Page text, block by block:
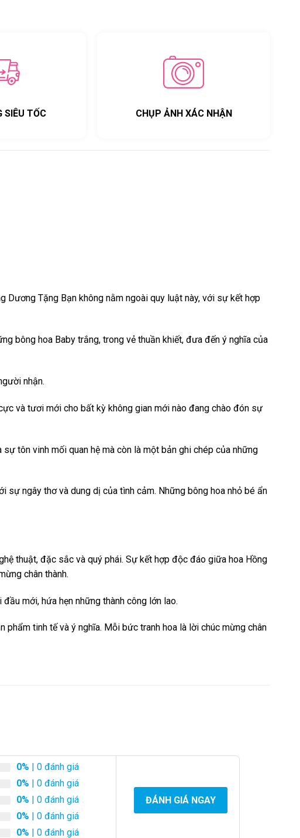
SIÊU TỐC CHỤP ẢNH XÁC NHẬN
Tặng Bạn không nằm ngoài quy luật này, với sự kết hợp
bông hoa Baby trắng, trong vẻ thuần khiết, đưa đến ý nghĩa của
nhận.
và tươi mới cho bất kỳ không gian mới nào đang chào đón sự
tôn vinh mối quan hệ mà còn là một bản ghi chép của những
sự ngây thơ và dung dị của tình cảm. Những bông hoa nhỏ bé ẩn
thuật, đặc sắc và quý phái. Sự kết hợp độc đáo giữa hoa Hồng
chân thành.
mới, hứa hẹn những thành công lớn lao.
tinh tế và ý nghĩa. Mỗi bức tranh hoa là lời chúc mừng chân
0% | 0 đánh giá
0% | 0 đánh giá
0% | 0 đánh giá
0% | 0 đánh giá
0% | 0 đánh giá
ĐÁNH GIÁ NGAY